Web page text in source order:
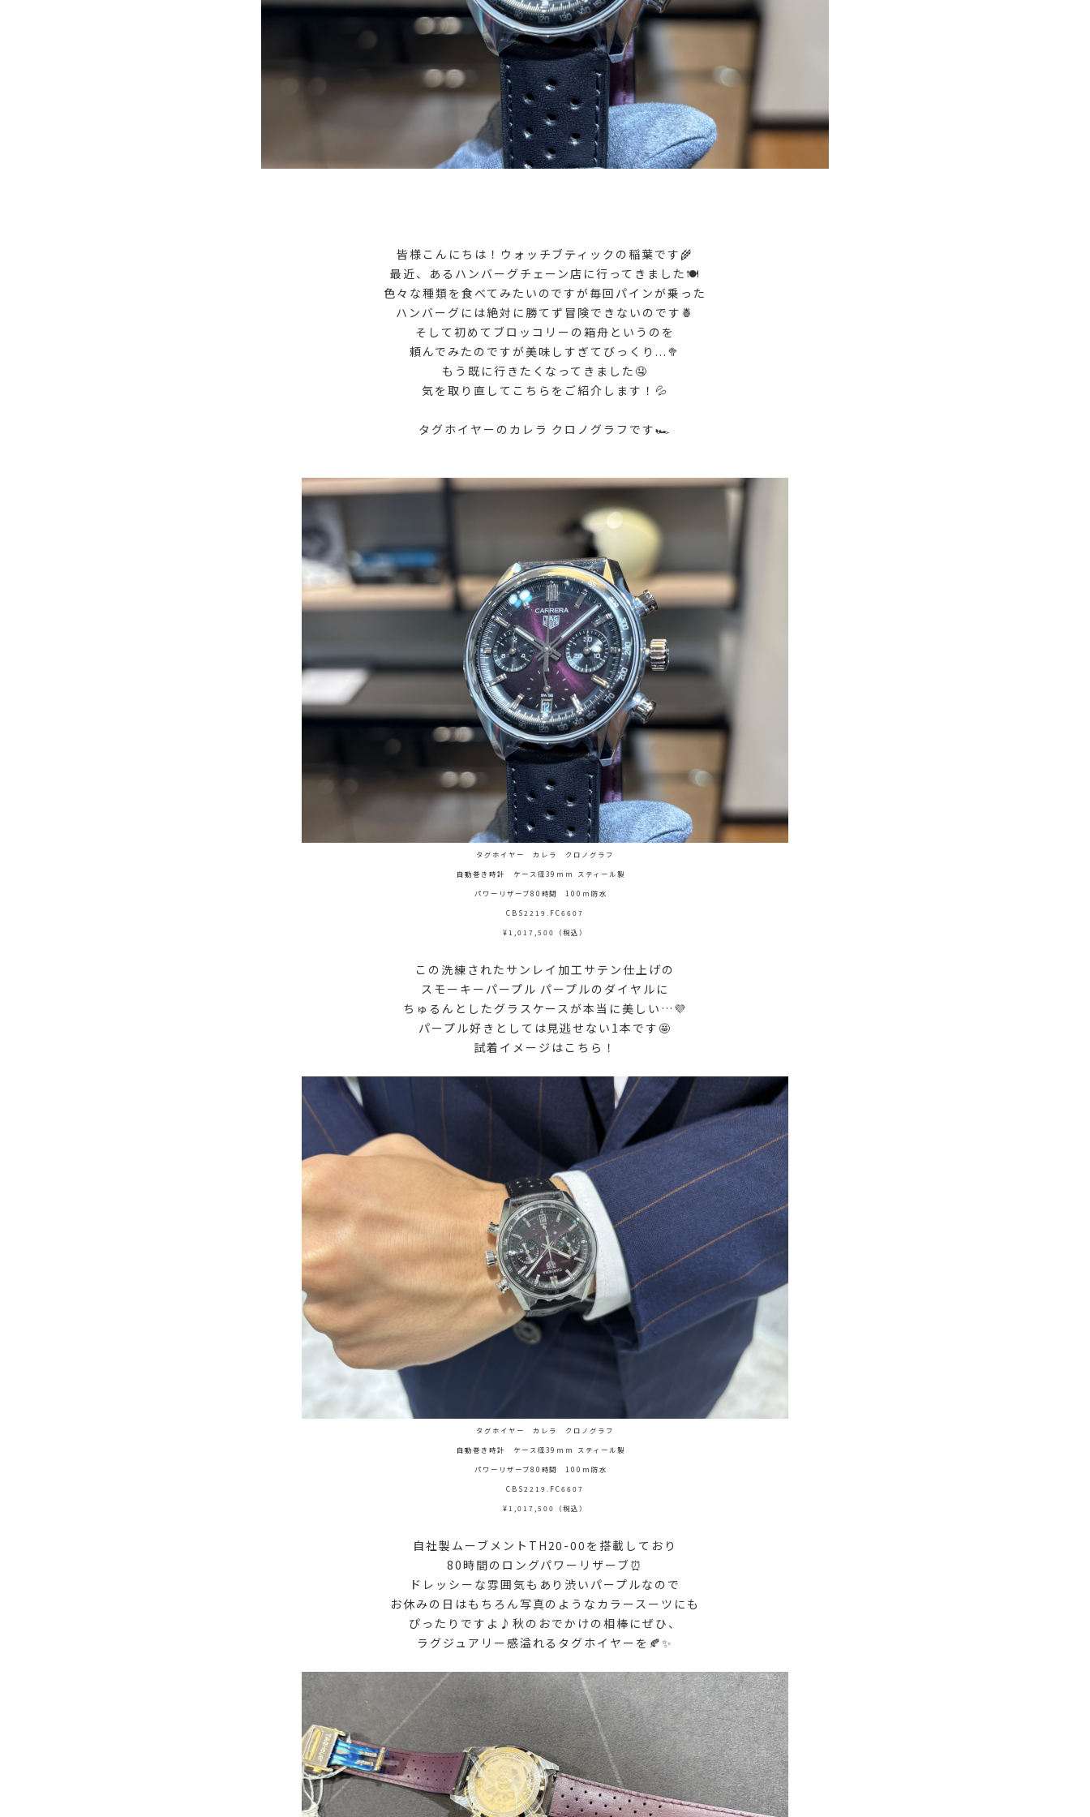
皆様こんにちは！ウォッチブティックの稲葉です🌾
最近、あるハンバーグチェーン店に行ってきました🍽️
色々な種類を食べてみたいのですが毎回パインが乗った
ハンバーグには絶対に勝てず冒険できないのです🍍
そして初めてブロッコリーの箱舟というのを
頼んでみたのですが美味しすぎてびっくり...🥦
もう既に行きたくなってきました🤤
気を取り直してこちらをご紹介します！💦
タグホイヤーのカレラ クロノグラフです🏎️
タグホイヤー カレラ クロノグラフ
自動巻き時計 ケース径39mm スティール製
パワーリザーブ80時間 100m防水
CBS2219.FC6607
¥1,017,500（税込）
この洗練されたサンレイ加工サテン仕上げの
スモーキーパープル パープルのダイヤルに
ちゅるんとしたグラスケースが本当に美しい…💜
パープル好きとしては見逃せない1本です🤩
試着イメージはこちら！
タグホイヤー カレラ クロノグラフ
自動巻き時計 ケース径39mm スティール製
パワーリザーブ80時間 100m防水
CBS2219.FC6607
¥1,017,500（税込）
自社製ムーブメントTH20-00を搭載しており
80時間のロングパワーリザーブ⏰
ドレッシーな雰囲気もあり渋いパープルなので
お休みの日はもちろん写真のようなカラースーツにも
ぴったりですよ♪秋のおでかけの相棒にぜひ、
ラグジュアリー感溢れるタグホイヤーを🍂✨